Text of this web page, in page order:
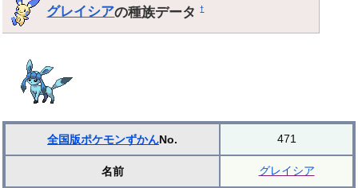
グレイシアの種族データ†
全国版ポケモンずかんNo. 471
名前 グレイシア